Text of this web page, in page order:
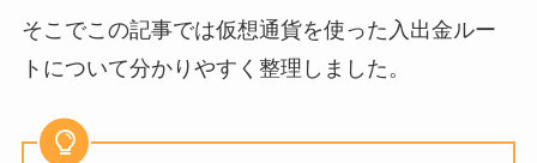
そこでこの記事では仮想通貨を使った入出金ルー
トについて分かりやすく整理しました。